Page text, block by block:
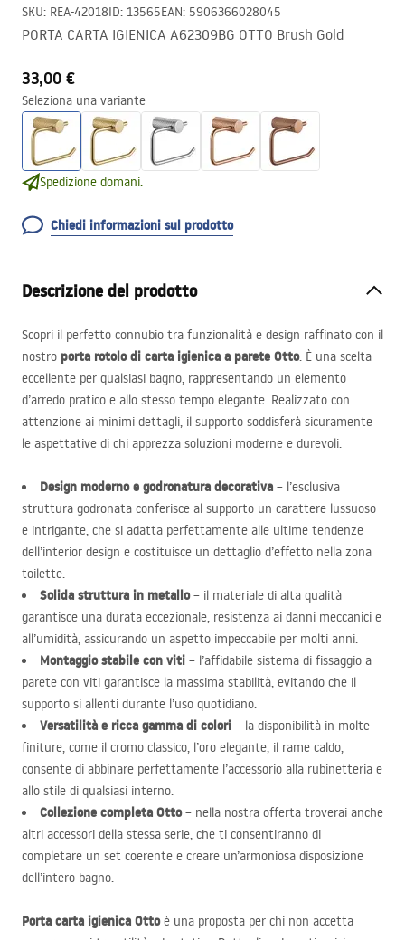
SKU: REA-42018ID: 13565EAN: 5906366028045
PORTA CARTA IGIENICA A62309BG OTTO Brush Gold
33,00 €
Seleziona una variante
Spedizione domani.
Chiedi informazioni sul prodotto
Descrizione del prodotto
Scopri il perfetto connubio tra funzionalità e design raffinato con il
nostro porta rotolo di carta igienica a parete Otto. È una scelta
eccellente per qualsiasi bagno, rappresentando un elemento
d’arredo pratico e allo stesso tempo elegante. Realizzato con
attenzione ai minimi dettagli, il supporto soddisferà sicuramente
le aspettative di chi apprezza soluzioni moderne e durevoli.
Design moderno e godronatura decorativa – l’esclusiva
struttura godronata conferisce al supporto un carattere lussuoso
e intrigante, che si adatta perfettamente alle ultime tendenze
dell’interior design e costituisce un dettaglio d’effetto nella zona
toilette.
Solida struttura in metallo– il materiale di alta qualità
garantisce una durata eccezionale, resistenza ai danni meccanici e
all’umidità, assicurando un aspetto impeccabile per molti anni.
Montaggio stabile con viti – l’affidabile sistema di fissaggio a
parete con viti garantisce la massima stabilità, evitando che il
supporto si allenti durante l’uso quotidiano.
Versatilità e ricca gamma di colori – la disponibilità in molte
finiture, come il cromo classico, l’oro elegante, il rame caldo,
consente di abbinare perfettamente l’accessorio alla rubinetteria e
allo stile di qualsiasi interno.
Collezione completa Otto– nella nostra offerta troverai anche
altri accessori della stessa serie, che ti consentiranno di
completare un set coerente e creare un’armoniosa disposizione
dell’intero bagno.
Porta carta igienica Ottoè una proposta per chi non accetta